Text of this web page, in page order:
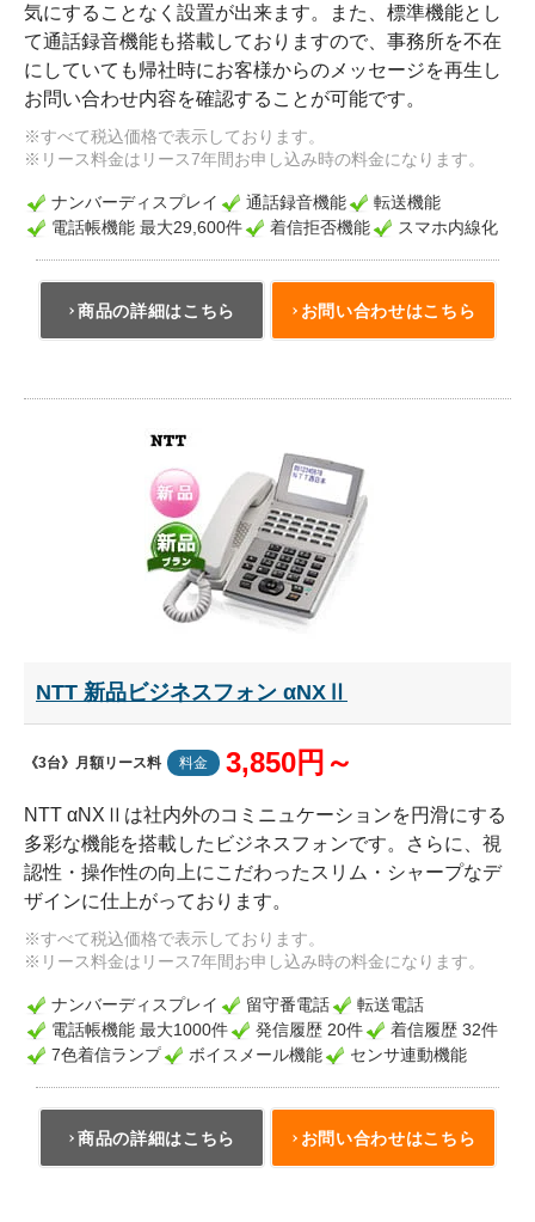
気にすることなく設置が出来ます。また、標準機能とし
て通話録音機能も搭載しておりますので、事務所を不在
にしていても帰社時にお客様からのメッセージを再生し
お問い合わせ内容を確認することが可能です。
※すべて税込価格で表示しております。
※リース料金はリース7年間お申し込み時の料金になります。
ナンバーディスプレイ 通話録音機能
転送機能
電話帳機能 最大29,600件
着信拒否機能 スマホ内線化
商品の詳細はこちら お問い合わせはこちら
NTT 新品ビジネスフォン αNXⅡ
《3台》月額リース料 料金 3,850円～
NTT αNXⅡは社内外のコミニュケーションを円滑にする
多彩な機能を搭載したビジネスフォンです。さらに、視
認性・操作性の向上にこだわったスリム・シャープなデ
ザインに仕上がっております。
※すべて税込価格で表示しております。
※リース料金はリース7年間お申し込み時の料金になります。
ナンバーディスプレイ 留守番電話
転送電話
電話帳機能 最大1000件
発信履歴 20件
着信履歴 32件
7色着信ランプ
ボイスメール機能 センサ連動機能
商品の詳細はこちら お問い合わせはこちら